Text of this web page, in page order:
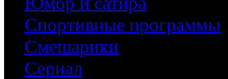
Спортивные программы
Смешарики
Сериал